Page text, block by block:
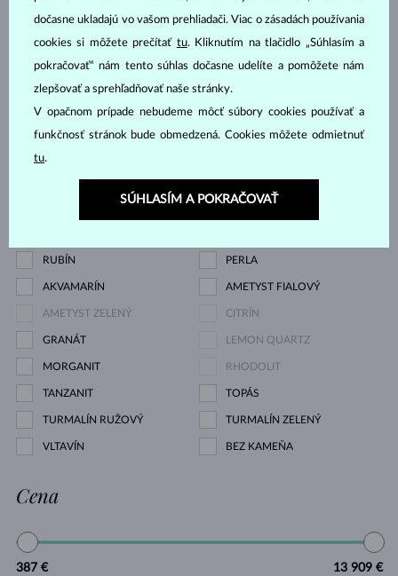
Drahokam
DIAMANT LAB GROWN
DIAMANT ČIERNY
DIAMANT MODRÝ DIAMANT ŽLTÝ
DIAMANT ZELENÝ ZAFÍR MODRÝ
RUBÍN PERLA
AKVAMARÍN AMETYST FIALOVÝ
AMETYST ZELENÝ CITRÍN
GRANÁT LEMON QUARTZ
MORGANIT RHODOLIT
TANZANIT TOPÁS
TURMALÍN RUŽOVÝ TURMALÍN ZELENÝ
VLTAVÍN BEZ KAMEŇA
Cena
387 € 13 909 €
dočasne ukladajú vo vašom prehliadači. Viac o zásadách používania
cookies si môžete prečítať tu. Kliknutím na tlačidlo „Súhlasím a
pokračovať“ nám tento súhlas dočasne udelíte a pomôžete nám
zlepšovať a sprehľadňovať naše stránky.
V opačnom prípade nebudeme môcť súbory cookies používať a
funkčnosť stránok bude obmedzená. Cookies môžete odmietnuť
tu.
SÚHLASÍM A POKRAČOVAŤ